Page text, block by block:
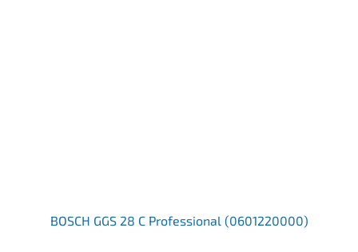
BOSCH GGS 28 C Professional (0601220000)